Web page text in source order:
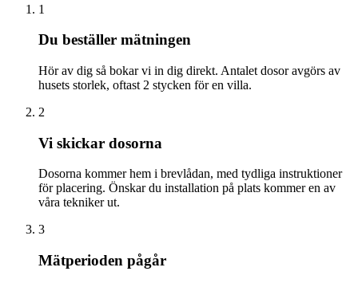
1
Du beställer mätningen
Hör av dig så bokar vi in dig direkt. Antalet dosor avgörs av
husets storlek, oftast 2 stycken för en villa.
2
Vi skickar dosorna
Dosorna kommer hem i brevlådan, med tydliga instruktioner
för placering. Önskar du installation på plats kommer en av
våra tekniker ut.
3
Mätperioden pågår